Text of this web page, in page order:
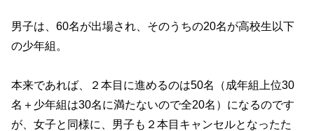
男子は、60名が出場され、そのうちの20名が高校生以下
の少年組。
本来であれば、２本目に進めるのは50名（成年組上位30
名＋少年組は30名に満たないので全20名）になるのです
が、女子と同様に、男子も２本目キャンセルとなったた